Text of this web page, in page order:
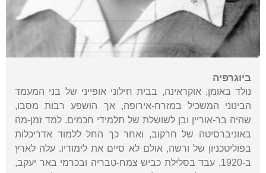
ביוגרפיה
נולד באומן, אוקראינה, בבית חילוני אופייני של בני המעמד
הבינוני המשכיל במזרח-אירופה, אך הושפע רבות מסבו,
שהיה בר-אוריין ובן לשושלת של תלמידי חכמים. למד זמן-מה
באוניברסיטה של חרקוב, ואחר כך החל ללמוד אדריכלות
בפוליטכניון של ורשה, אולם לא סיים את לימודיו. עלה לארץ
ב-1920, עבד בסלילת כביש צמח-טבריה ובכרמי באר יעקב,